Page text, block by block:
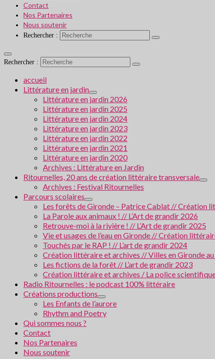
Contact
Nos Partenaires
Nous soutenir
Rechercher :
Rechercher :
accueil
Littérature en jardin
Littérature en jardin 2026
Littérature en jardin 2025
Littérature en jardin 2024
Littérature en jardin 2023
Littérature en jardin 2022
Littérature en jardin 2021
Littérature en jardin 2020
Archives : Littérature en Jardin
Ritournelles, 20 ans de création littéraire transversale
Archives : Festival Ritournelles
Parcours scolaires
Les forêts de Gironde – Patrice Cablat // Création
La Parole aux animaux ! // L’Art de grandir 2026
Retrouve-moi à la rivière ! // L’Art de grandir 2025
Vie et usages de l’eau en Gironde // Création
Touchés par le RAP ! // L’art de grandir 2024
Création littéraire et archives // Villes en Gironde
Les fictions de la forêt // L’art de grandir 2023
Création littéraire et archives / La police
Radio Ritournelles : le podcast 100% littéraire
Créations productions
Les Enfants de l’aurore
Rhythm and Poetry
Qui sommes nous ?
Contact
Nos Partenaires
Nous soutenir